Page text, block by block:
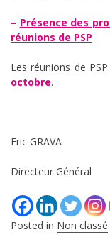
– Présence des
réunions de PSP
Les réunions de
octobre.
Eric GRAVA
Directeur Général
Posted in Non classé